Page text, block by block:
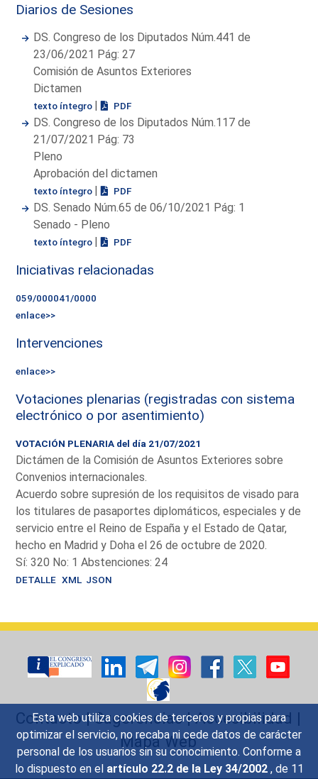
Esta web utiliza cookies de terceros y propias para
optimizar el servicio, no recaba ni cede datos de carácter
personal de los usuarios sin su conocimiento. Conforme a
lo dispuesto en el artículo 22.2 de la Ley 34/2002 , de 11
Diarios de Sesiones
DS. Congreso de los Diputados Núm.441 de
23/06/2021 Pág: 27
Comisión de Asuntos Exteriores
Dictamen
texto íntegro | PDF
DS. Congreso de los Diputados Núm.117 de
21/07/2021 Pág: 73
Pleno
Aprobación del dictamen
texto íntegro | PDF
DS. Senado Núm.65 de 06/10/2021 Pág: 1
Senado - Pleno
texto íntegro | PDF
Iniciativas relacionadas
059/000041/0000
enlace>>
Intervenciones
enlace>>
Votaciones plenarias (registradas con sistema
electrónico o por asentimiento)
VOTACIÓN PLENARIA del día 21/07/2021
Dictámen de la Comisión de Asuntos Exteriores sobre
Convenios internacionales.
Acuerdo sobre supresión de los requisitos de visado para
los titulares de pasaportes diplomáticos, especiales y de
servicio entre el Reino de España y el Estado de Qatar,
hecho en Madrid y Doha el 26 de octubre de 2020.
Sí: 320 No: 1 Abstenciones: 24
DETALLE XML JSON
Contacto|Sugerencias|Accesibilidad |
Mapa Web